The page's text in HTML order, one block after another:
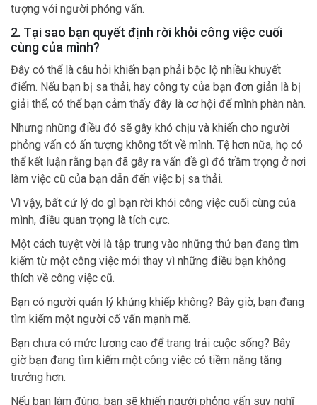
tượng với người phỏng vấn.
2. Tại sao bạn quyết định rời khỏi công việc cuối
cùng của mình?
Đây có thể là câu hỏi khiến bạn phải bộc lộ nhiều khuyết
điểm. Nếu bạn bị sa thải, hay công ty của bạn đơn giản là bị
giải thể, có thể bạn cảm thấy đây là cơ hội để mình phàn nàn.
Nhưng những điều đó sẽ gây khó chịu và khiến cho người
phỏng vấn có ấn tượng không tốt về mình. Tệ hơn nữa, họ có
thể kết luận rằng bạn đã gây ra vấn đề gì đó trầm trọng ở nơi
làm việc cũ của bạn dẫn đến việc bị sa thải.
Vì vậy, bất cứ lý do gì bạn rời khỏi công việc cuối cùng của
mình, điều quan trọng là tích cực.
Một cách tuyệt vời là tập trung vào những thứ bạn đang tìm
kiếm từ một công việc mới thay vì những điều bạn không
thích về công việc cũ.
Bạn có người quản lý khủng khiếp không? Bây giờ, bạn đang
tìm kiếm một người cố vấn mạnh mẽ.
Bạn chưa có mức lương cao để trang trải cuộc sống? Bây
giờ bạn đang tìm kiếm một công việc có tiềm năng tăng
trưởng hơn.
Nếu bạn làm đúng, bạn sẽ khiến người phỏng vấn suy nghĩ